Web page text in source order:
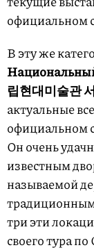
официальном
В эту же
립현대미술관
актуальные
официальном
Он очень
известным
называемой
три эти
своего тура по